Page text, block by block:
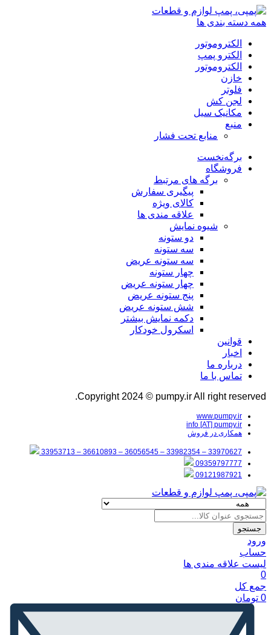
همه دسته بندی ها
الکتروموتور
الکترو پمپ
الکتروموتور
خازن
فلوتر
لجن کش
مکانیک سیل
منبع
منابع تحت فشار
برگه‌نخست
فروشگاه
برگه های مرتبط
پیگیری سفارش
کالای ویژه
علاقه مندی ها
شیوه نمایش
دو ستونه
سه ستونه
سه ستونه عریض
چهار ستونه
چهار ستونه عریض
پنج ستونه عریض
شش ستونه عریض
دکمه نمایش بیشتر
اسکرول خودکار
قوانین
اخبار
درباره ما
تماس با ما
Copyright 2024 © pumpy.ir All right reserved.
www.pumpy.ir
info [AT] pumpy.ir
همکاری در فروش
33970627 – 33982354 – 36056545 – 36610893 – 33953713
09359797777
09121987921
جستجو
ورود
حساب
لیست علاقه مندی ها
0
جمع کل
0 تومان